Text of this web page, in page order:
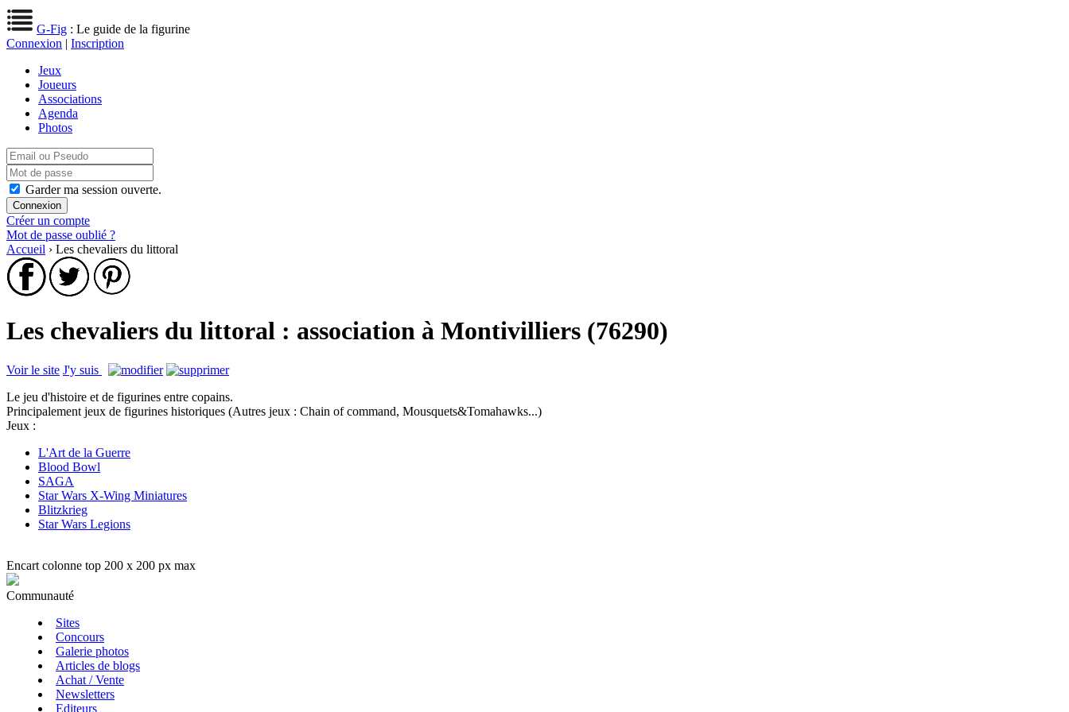
G-Fig : Le guide de la figurine
Connexion | Inscription
Jeux
Joueurs
Associations
Agenda
Photos
Garder ma session ouverte.
Créer un compte
Mot de passe oublié ?
Accueil › Les chevaliers du littoral
Les chevaliers du littoral : association à Montivilliers (76290)
Voir le site J'y suis
Le jeu d'histoire et de figurines entre copains.
Principalement jeux de figurines historiques (Autres jeux : Chain of command, Mousquets&Tomahawks...)
Jeux :
L'Art de la Guerre
Blood Bowl
SAGA
Star Wars X-Wing Miniatures
Blitzkrieg
Star Wars Legions
Encart colonne top 200 x 200 px max
Communauté
Sites
Concours
Galerie photos
Articles de blogs
Achat / Vente
Newsletters
Editeurs